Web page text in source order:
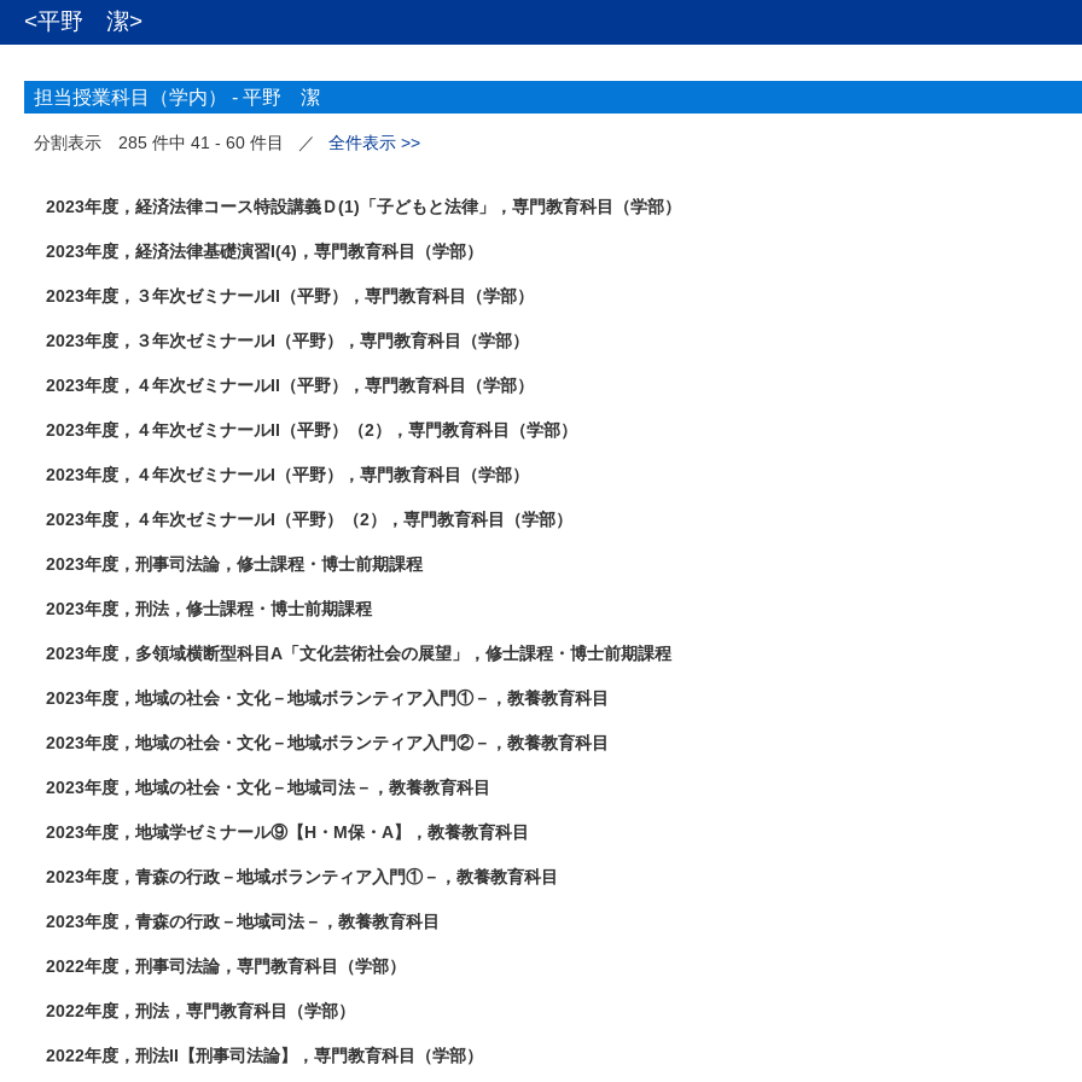
<平野 潔>
担当授業科目（学内） - 平野 潔
分割表示 285 件中 41 - 60 件目 ／ 全件表示 >>
2023年度，経済法律コース特設講義Ｄ(1)「子どもと法律」，専門教育科目（学部）
2023年度，経済法律基礎演習I(4)，専門教育科目（学部）
2023年度，３年次ゼミナールII（平野），専門教育科目（学部）
2023年度，３年次ゼミナールI（平野），専門教育科目（学部）
2023年度，４年次ゼミナールII（平野），専門教育科目（学部）
2023年度，４年次ゼミナールII（平野）（2），専門教育科目（学部）
2023年度，４年次ゼミナールI（平野），専門教育科目（学部）
2023年度，４年次ゼミナールI（平野）（2），専門教育科目（学部）
2023年度，刑事司法論，修士課程・博士前期課程
2023年度，刑法，修士課程・博士前期課程
2023年度，多領域横断型科目A「文化芸術社会の展望」，修士課程・博士前期課程
2023年度，地域の社会・文化－地域ボランティア入門①－，教養教育科目
2023年度，地域の社会・文化－地域ボランティア入門②－，教養教育科目
2023年度，地域の社会・文化－地域司法－，教養教育科目
2023年度，地域学ゼミナール⑨【H・M保・A】，教養教育科目
2023年度，青森の行政－地域ボランティア入門①－，教養教育科目
2023年度，青森の行政－地域司法－，教養教育科目
2022年度，刑事司法論，専門教育科目（学部）
2022年度，刑法，専門教育科目（学部）
2022年度，刑法II【刑事司法論】，専門教育科目（学部）